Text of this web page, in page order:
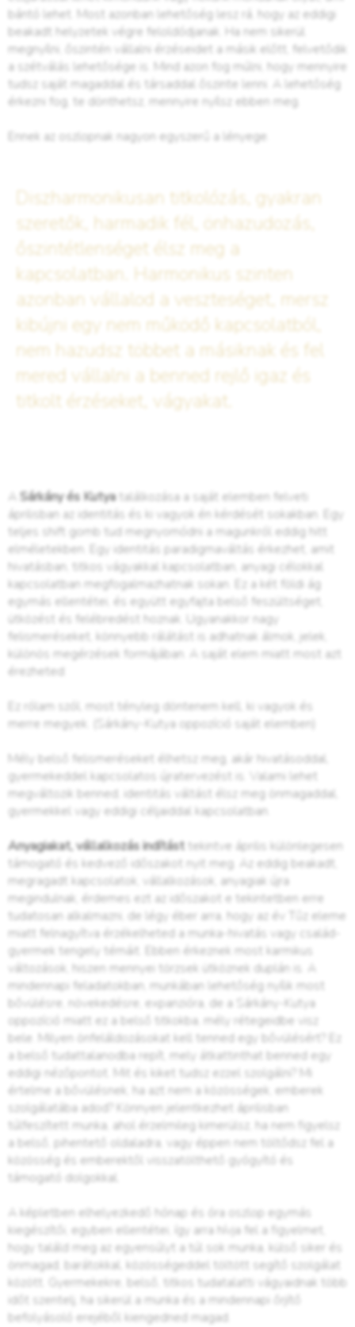
bántó lehet. Most azonban lehetőség lesz rá, hogy az eddigi
beakadt helyzetek végre feloldódjanak. Ha nem sikerül
megnyílni, őszintén vállalni érzéseidet a másik előtt, felvetődik
a szétválás lehetősége is. Mind azon fog múlni, hogy mennyire
tudsz saját magaddal és társaddal őszinte lenni. A lehetőség
érkezni fog, te dönthetsz, mennyire nyílsz ebben meg.
Ennek az oszlopnak nagyon egyszerű a lényege.
Diszharmonikusan titkolózás, gyakran
szeretők, harmadik fél, önhazudozás,
őszintétlenséget élsz meg a
kapcsolatban. Harmonikus szinten
azonban vállalod a veszteséget, mersz
kibújni egy nem működő kapcsolatból,
nem hazudsz többet a másiknak és fel
mered vállalni a benned rejlő igaz és
titkolt érzéseket, vágyakat.
Sárkány és Kutyatalálkozása a saját elemben felveti
áprilisban az identitás és ki vagyok én kérdését sokakban. Egy
teljes shift gomb tud megnyomódni a magunkról eddig hitt
elméletekben. Egy identitás paradigmaváltás érkezhet, amit
hivatásban, titkos vágyakkal kapcsolatban, anyagi célokkal
kapcsolatban megfogalmazhatnak sokan. Ez a két földi ág
egymás ellentétei, és együtt egyfajta belső feszültséget,
ütközést és felébredést hoznak. Ugyanakkor nagy
felismeréseket, könnyebb rálátást is adhatnak álmok, jelek,
különös megérzések formájában. A saját elem miatt most azt
érezheted:
Ez rólam szól, most tényleg döntenem kell, ki vagyok és
merre megyek. (Sárkány-Kutya oppozíció saját elemben)
Mély belső felismeréseket élhetsz meg, akár hivatásoddal,
gyermekeddel kapcsolatos újratervezést is. Valami lehet
megváltozik benned, identitás váltást élsz meg önmagaddal,
gyermekkel vagy eddigi céljaiddal kapcsolatban.
Anyagiakat, vállalkozás indítást tekintve április különlegesen
támogató és kedvező időszakot nyit meg. Az eddig beakadt,
megragadt kapcsolatok, vállalkozások, anyagiak újra
megindulnak, érdemes ezt az időszakot e tekintetben erre
tudatosan alkalmazni, de légy éber arra, hogy az év Tűz eleme
miatt felnagyítva érzékelheted a munka-hivatás vagy család-
gyermek tengely témáit. Ebben érkeznek most karmikus
változások, hiszen mennyei törzsek ütköznek duplán is. A
mindennapi feladatokban, munkában lehetőség nyílik most
bővülésre, növekedésre, expanzióra, de a Sárkány-Kutya
oppozíció miatt ez a belső titkokba, mély rétegeidbe visz
bele. Milyen önfeláldozásokat kell tenned egy bővülésért? Ez
a belső tudattalanodba repít, mely átkattinthat benned egy
eddigi nézőpontot. Mit és kiket tudsz ezzel szolgálni? Mi
értelme a bővülésnek, ha azt nem a közösségek, emberek
szolgálatába adod? Könnyen jelentkezhet áprilisban
túlfeszített munka, ahol érzelmileg kimerülsz, ha nem figyelsz
a belső, pihentető oldaladra, vagy éppen nem töltődsz fel a
közösség és emberektől visszatölthető gyógyító és
támogató dolgokkal.
A képletben elhelyezkedő hónap és óra oszlop egymás
kiegészítői, egyben ellentétei, így arra hívja fel a figyelmet,
hogy találd meg az egyensúlyt a túl sok munka, külső siker és
önmagad, barátokkal, közösségeddel töltött segítő szolgálat
között. Gyermekekre, belső, titkos tudatalatti vágyaidnak több
időt szentelj, ha sikerül a munka és a mindennapi őrjítő
befolyásoló erejéből kiengedned magad.